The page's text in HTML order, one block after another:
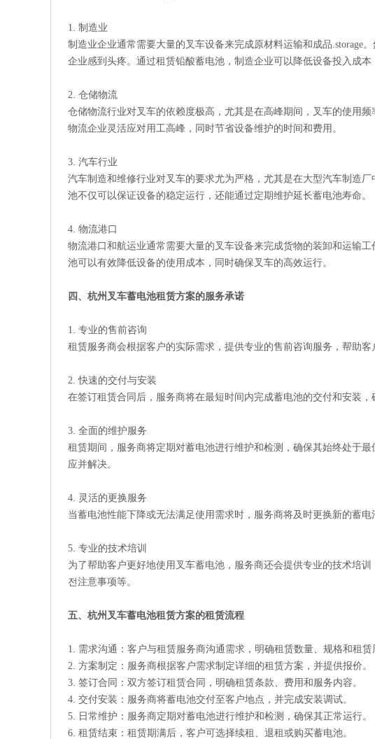
1. 制造业
制造业企业通常需要大量的叉车设备来完成原材料运输和成品.storage
企业感到头疼。通过租赁铅酸蓄电池，制造企业可以降低设备投入成本
2. 仓储物流
仓储物流行业对叉车的依赖度极高，尤其是在高峰期间，叉车的使用
物流企业灵活应对用工高峰，同时节省设备维护的时间和费用。
3. 汽车行业
汽车制造和维修行业对叉车的要求尤为严格，尤其是在大型汽车制造
池不仅可以保证设备的稳定运行，还能通过定期维护延长蓄电池寿命。
4. 物流港口
物流港口和航运业通常需要大量的叉车设备来完成货物的装卸和运输
池可以有效降低设备的使用成本，同时确保叉车的高效运行。
四、杭州叉车蓄电池租赁方案的服务承诺
1. 专业的售前咨询
租赁服务商会根据客户的实际需求，提供专业的售前咨询服务，帮助客
2. 快速的交付与安装
在签订租赁合同后，服务商将在最短时间内完成蓄电池的交付和安装，
3. 全面的维护服务
租赁期间，服务商将定期对蓄电池进行维护和检测，确保其始终处于
应并解决。
4. 灵活的更换服务
当蓄电池性能下降或无法满足使用需求时，服务商将及时更换新的蓄电
5. 专业的技术培训
为了帮助客户更好地使用叉车蓄电池，服务商还会提供专业的技术培
전注意事项等。
五、杭州叉车蓄电池租赁方案的租赁流程
1. 需求沟通：客户与租赁服务商沟通需求，明确租赁数量、规格和租赁
2. 方案制定：服务商根据客户需求制定详细的租赁方案，并提供报价。
3. 签订合同：双方签订租赁合同，明确租赁条款、费用和服务内容。
4. 交付安装：服务商将蓄电池交付至客户地点，并完成安装调试。
5. 日常维护：服务商定期对蓄电池进行维护和检测，确保其正常运行。
6. 租赁结束：租赁期满后，客户可选择续租、退租或购买蓄电池。